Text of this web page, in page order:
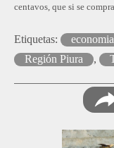
centavos, que si se
Etiquetas: economia
Región Piura
,